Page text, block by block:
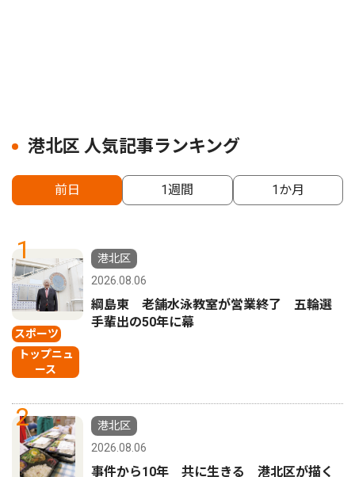
港北区 人気記事ランキング
前日 1週間 1か月
1
スポーツ
トップニュ
ース
港北区
2026.08.06
綱島東 老舗水泳教室が営業終了 五輪選
手輩出の50年に幕
2
港北区
2026.08.06
事件から10年 共に生きる 港北区が描く